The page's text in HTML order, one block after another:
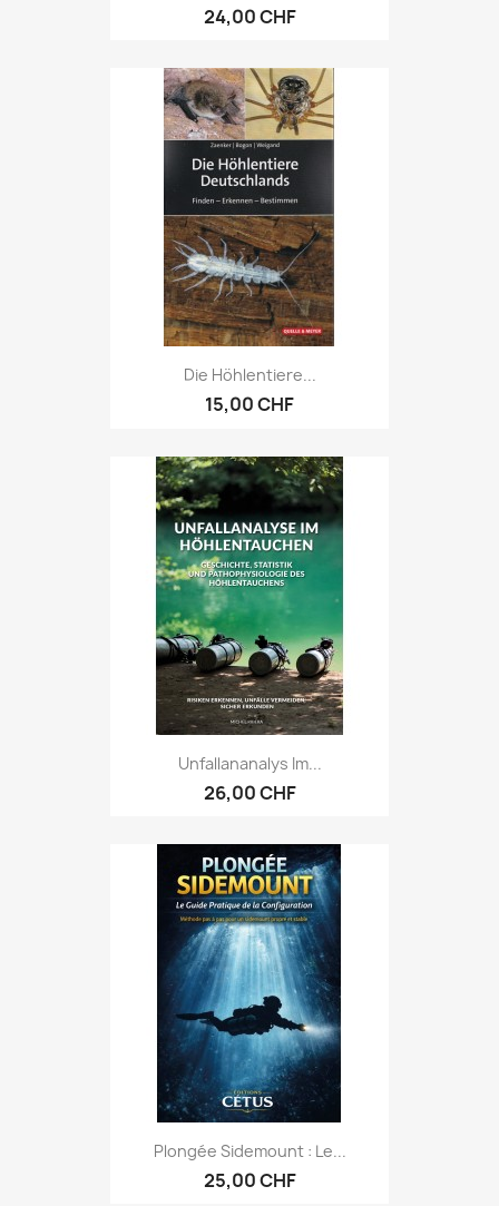
24,00 CHF
Die Höhlentiere...
15,00 CHF
Unfallananalys Im...
26,00 CHF
Plongée Sidemount : Le...
25,00 CHF